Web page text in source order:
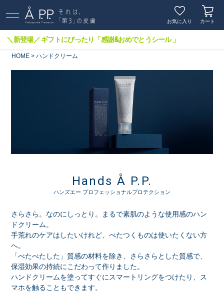
お気に入り カート
＼新登場／ ギフトにぴったり「感謝&おめでとうシール 」
HOME ハンドクリーム
Hands Å P.P.
ハンズエー プロフェッショナルプロテクション
さらさら。なのにしっとり。まるで素肌のような使用感のハン
ドクリーム。
⼿荒れのケアはしたいけれど、べたつくものは使いたくない⽅
へ。
「べたべたした」質感の材料を除き、さらさらとした質感で、
保湿効果の持続にこだわって作りました。
ハンドクリームを塗ってすぐにスマートリングをつけたり、ス
マホを触ることもできます。